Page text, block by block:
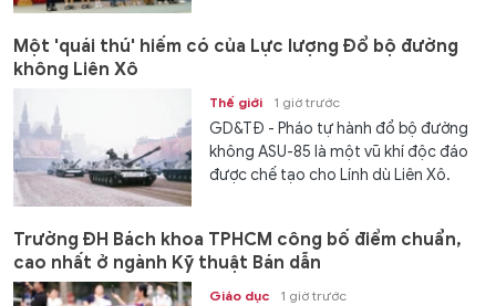
Một 'quái thú' hiếm có của Lực lượng Đổ bộ đường
không Liên Xô
Thế giới 1 giờ trước
GD&TĐ - Pháo tự hành đổ bộ đường
không ASU-85 là một vũ khí độc đáo
được chế tạo cho Lính dù Liên Xô.
Trường ĐH Bách khoa TPHCM công bố điểm chuẩn,
cao nhất ở ngành Kỹ thuật Bán dẫn
Giáo dục 1 giờ trước